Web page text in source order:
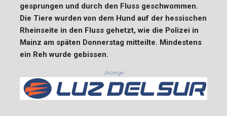
gesprungen und durch den Fluss geschwommen.
Die Tiere wurden von dem Hund auf der hessischen
Rheinseite in den Fluss gehetzt, wie die Polizei in
Mainz am späten Donnerstag mitteilte. Mindestens
ein Reh wurde gebissen.
Anzeige